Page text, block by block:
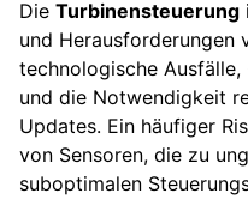
Die Turbinensteuerung
und Herausforderungen
technologische
und die Notwendigkeit
Updates. Ein häufiger
von Sensoren, die zu
suboptimalen